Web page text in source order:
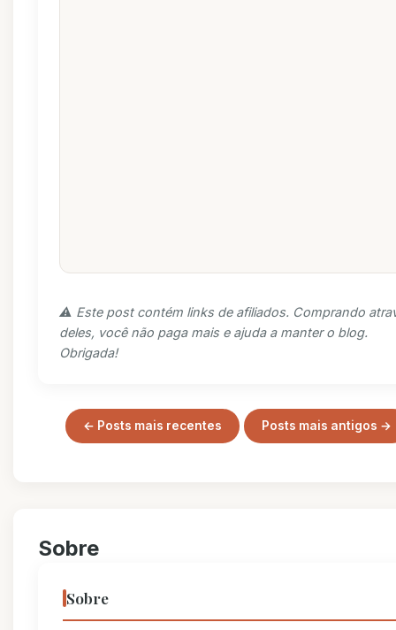
⚠️ Este post contém links de afiliados. Comprando
deles, você não paga mais e ajuda a manter o blog.
Obrigada!
← Posts mais recentes Posts mais antigos →
Sobre
Sobre